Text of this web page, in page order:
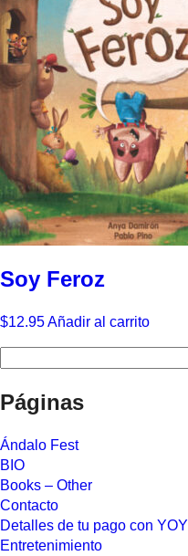
Soy Feroz
$12.95Añadir al carrito
Páginas
Ándalo Fest
BIO
Books – Other
Contacto
Detalles de tu pago con
Entretenimiento